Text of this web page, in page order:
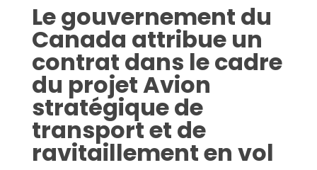
Le gouvernement du
Canada attribue un
contrat dans le cadre
du projet Avion
stratégique de
transport et de
ravitaillement en vol